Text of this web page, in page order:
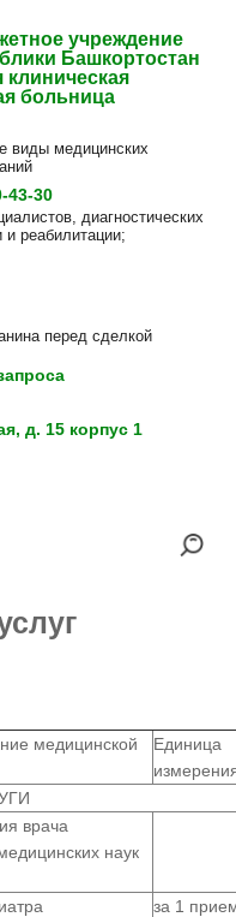
учреждение
Башкортостан
клиническая
больница
виды медицинских
43-30
диагностических
реабилитации;
перед сделкой
д. 15 корпус 1
медицинской
Единица
врача
наук
за 1